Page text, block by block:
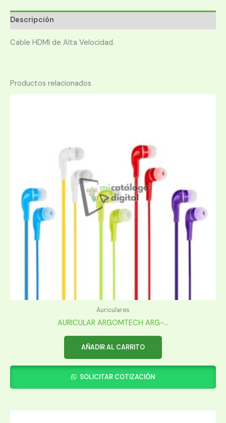
Descripción
Cable HDMI de Alta Velocidad.
Productos relacionados
Auriculares
AURICULAR ARGOMTECH ARG-...
AÑADIR AL CARRITO
SOLICITAR COTIZACIÓN